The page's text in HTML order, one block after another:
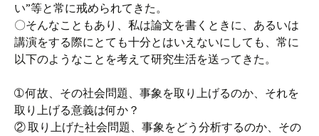
い”等と常に戒められてきた。
〇そんなこともあり、私は論文を書くときに、あるいは
講演をする際にとても十分とはいえないにしても、常に
以下のようなことを考えて研究生活を送ってきた。
➀ 何故、その社会問題、事象を取り上げるのか、それを
取り上げる意義は何か？
② 取り上げた社会問題、事象をどう分析するのか、その